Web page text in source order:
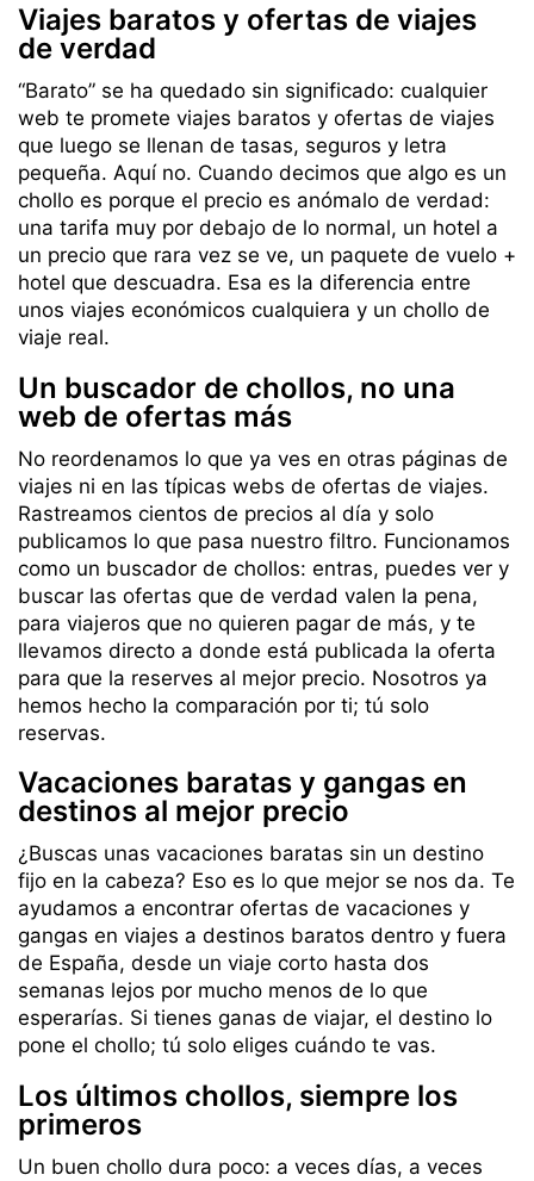
Viajes baratos y ofertas de viajes
de verdad
“Barato” se ha quedado sin significado: cualquier
web te promete viajes baratos y ofertas de viajes
que luego se llenan de tasas, seguros y letra
pequeña. Aquí no. Cuando decimos que algo es un
chollo es porque el precio es anómalo de verdad:
una tarifa muy por debajo de lo normal, un hotel a
un precio que rara vez se ve, un paquete de vuelo +
hotel que descuadra. Esa es la diferencia entre
unos viajes económicos cualquiera y un chollo de
viaje real.
Un buscador de chollos, no una
web de ofertas más
No reordenamos lo que ya ves en otras páginas de
viajes ni en las típicas webs de ofertas de viajes.
Rastreamos cientos de precios al día y solo
publicamos lo que pasa nuestro filtro. Funcionamos
como un buscador de chollos: entras, puedes ver y
buscar las ofertas que de verdad valen la pena,
para viajeros que no quieren pagar de más, y te
llevamos directo a donde está publicada la oferta
para que la reserves al mejor precio. Nosotros ya
hemos hecho la comparación por ti; tú solo
reservas.
Vacaciones baratas y gangas en
destinos al mejor precio
¿Buscas unas vacaciones baratas sin un destino
fijo en la cabeza? Eso es lo que mejor se nos da. Te
ayudamos a encontrar ofertas de vacaciones y
gangas en viajes a destinos baratos dentro y fuera
de España, desde un viaje corto hasta dos
semanas lejos por mucho menos de lo que
esperarías. Si tienes ganas de viajar, el destino lo
pone el chollo; tú solo eliges cuándo te vas.
Los últimos chollos, siempre los
primeros
Un buen chollo dura poco: a veces días, a veces